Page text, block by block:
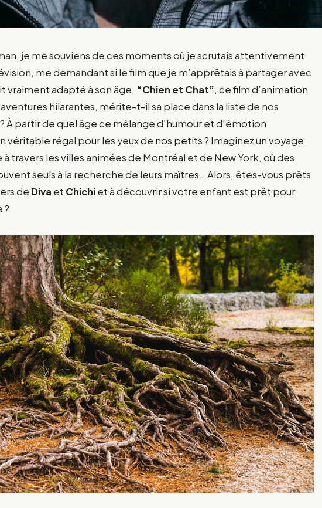
je me souviens de ces moments où je scrutais attentivement
me demandant si le film que je m’apprêtais à partager avec
vraiment adapté à son âge. “Chien et Chat”, ce film d’animation
hilarantes, mérite-t-il sa place dans la liste de nos
À partir de quel âge ce mélange d’humour et d’émotion
véritable régal pour les yeux de nos petits ? Imaginez un voyage
travers les villes animées de Montréal et de New York, où des
seuls à la recherche de leurs maîtres… Alors, êtes-vous prêts
de Diva et Chichiet à découvrir si votre enfant est prêt pour
?